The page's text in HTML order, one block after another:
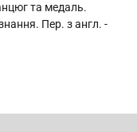
та медаль.
Пер. з англ. -